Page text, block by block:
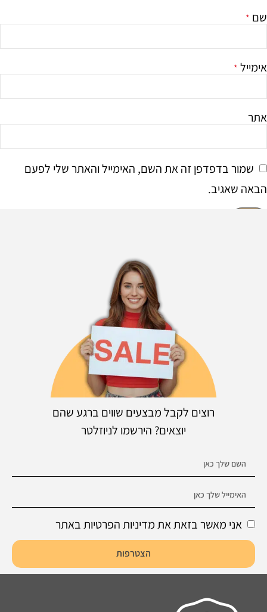
שם *
אימייל *
אתר
שמור בדפדפן זה את השם, האימייל והאתר שלי לפעם
הבאה שאגיב.
רוצים לקבל מבצעים שווים ברגע שהם
יוצאים? הירשמו לניוזלטר
אני מאשר בזאת את מדיניות הפרטיות באתר
הצטרפות